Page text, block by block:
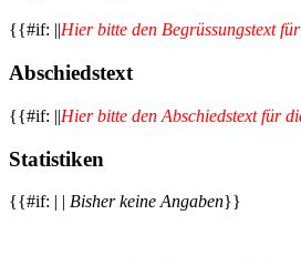
{{#if: ||Hier bitte den Begrüssungstext
Abschiedstext
{{#if: ||Hier bitte den Abschiedstext für
Statistiken
{{#if: | | Bisher keine Angaben}}